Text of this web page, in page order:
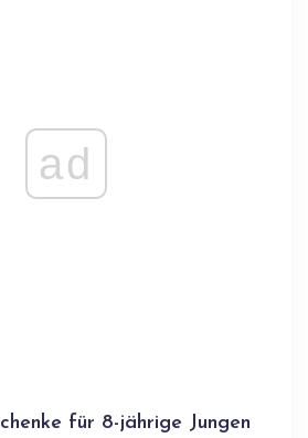
ad
für 8-jährige Jungen